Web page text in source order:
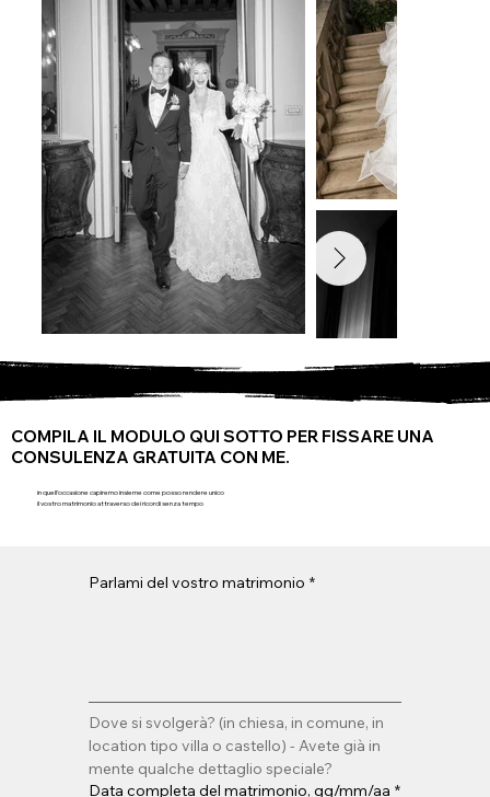
COMPILA IL MODULO QUI SOTTO PER FISSARE UNA
CONSULENZA GRATUITA CON ME.
in quell’occasione capiremo insieme come posso rendere unico
il vostro matrimonio attraverso dei ricordi senza tempo
Parlami del vostro matrimonio *
Dove si svolgerà? (in chiesa, in comune, in
location tipo villa o castello) - Avete già in
mente qualche dettaglio speciale?
Data completa del matrimonio, gg/mm/aa *